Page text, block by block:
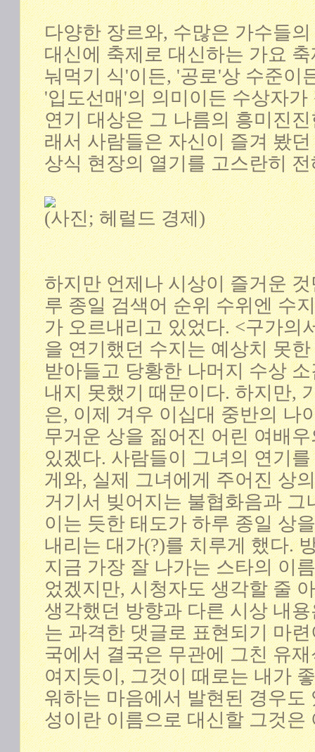
다양한 장르와, 수많은 가수들
대신에 축제로 대신하는 가요
눠먹기 식'이든, '공로'상 수준이
'입도선매'의 의미이든 수상자
연기 대상은 그 나름의 흥미진
래서 사람들은 자신이 즐겨 봤
상식 현장의 열기를 고스란히
(사진; 헤럴드 경제)
하지만 언제나 시상이 즐거운
루 종일 검색어 순위 수위엔 수
가 오르내리고 있었다. <구가의
을 연기했던 수지는 예상치 못
받아들고 당황한 나머지 수상
내지 못했기 때문이다. 하지만,
은, 이제 겨우 이십대 중반의 나
무거운 상을 짊어진 어린 여배
있겠다. 사람들이 그녀의 연기
게와, 실제 그녀에게 주어진 상
거기서 빚어지는 불협화음과 그
이는 듯한 태도가 하루 종일 상
내리는 대가(?)를 치루게 했다.
지금 가장 잘 나가는 스타의 이
었겠지만, 시청자도 생각할 줄
생각했던 방향과 다른 시상 내
는 과격한 댓글로 표현되기 마
국에서 결국은 무관에 그친 유
여지듯이, 그것이 때로는 내가
워하는 마음에서 발현된 경우도
성이란 이름으로 대신할 그것